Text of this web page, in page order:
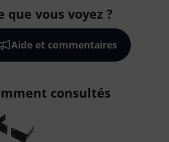
que vous voyez ?
Aide et commentaires
consultés